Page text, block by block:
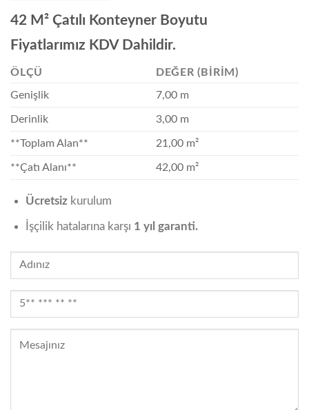
42 M² Çatılı Konteyner Boyutu
Fiyatlarımız KDV Dahildir.
ÖLÇÜ DEĞER (BIRIM)
Genişlik 7,00 m
Derinlik 3,00 m
**Toplam Alan** 21,00 m²
**Çatı Alanı** 42,00 m²
Ücretsiz kurulum
İşçilik hatalarına karşı 1 yıl garanti.